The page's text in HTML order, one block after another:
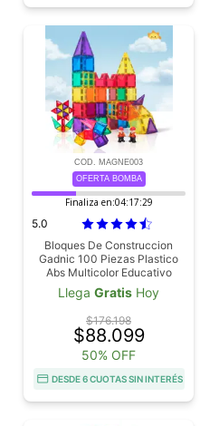
COD. MAGNE003
OFERTA BOMBA
Finaliza en:04:17:29
5.0
Bloques De Construccion
Gadnic 100 Piezas Plastico
Abs Multicolor Educativo
Infantil
Llega Gratis Hoy
$176.198
$88.099
50% OFF
DESDE 6 CUOTAS SIN INTERÉS